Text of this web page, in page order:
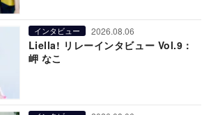
インタビュー 2026.08.06
Liella! リレーインタビュー Vol.9：
岬 なこ